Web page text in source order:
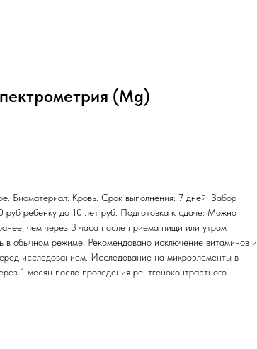
(Mg)
Биоматериал: Кровь. Срок выполнения: 7 дней. Забор
руб ребенку до 10 лет руб. Подготовка к сдаче: Можно
чем через 3 часа после приема пищи или утром
в обычном режиме. Рекомендовано исключение витаминов и
исследованием. Исследование на микроэлементы в
1 месяц после проведения рентгеноконтрастного